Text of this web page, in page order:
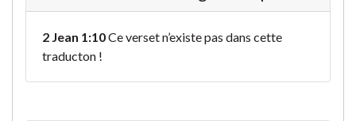
2 Jean 1:10Ce verset n’existe pas dans cette
traducton !